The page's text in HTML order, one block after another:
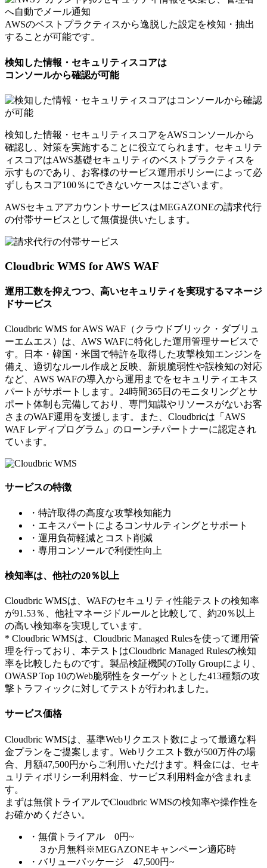
AWSのベストプラクティスから逸脱した設定を検知・抽出
することが可能です。
検知した情報・セキュリティスコアは
コンソールから確認が可能
検知した情報・セキュリティスコアをAWSコンソールから
確認し、対策を実施することに役立てられます。セキュリテ
ィスコアはAWS基礎セキュリティのベストプラクティスを
示すものであり、お客様のサービス運用ポリシーによって必
ずしもスコア100％にできないケースはございます。
AWSセキュアアカウントサービスはMEGAZONEの請求代行
の付帯サービスとして無償提供いたします。
Cloudbric WMS for AWS WAF
運用工数を抑えつつ、高いセキュリティを実現するマネージ
ドサービス
Cloudbric WMS for AWS WAF（クラウドブリック・ダブリュ
ーエムエス）は、AWS WAFに特化した運用管理サービスで
す。日本・韓国・米国で特許を取得した攻撃検知エンジンを
備え、適切なルール作成と反映、新規脆弱性や誤検知の対応
など、AWS WAFの導入から運用までをセキュリティエキス
パートがサポートします。24時間365日のモニタリングとサ
ポート体制も完備しており、専門知識やリソースがないお客
さまのWAF運用を支援します。また、Cloudbricは「AWS
WAF レディプログラム」のローンチパートナーに認定され
ています。
サービスの特徴
・特許取得の高度な攻撃検知能力
・エキスパートによるコンサルティングとサポート
・運用負荷軽減とコスト削減
・専用コンソールで利便性向上
検知率は、他社の20％以上
Cloudbric WMSは、WAFのセキュリティ性能テストの検知率
が91.53％、他社マネージドルールと比較して、約20％以上
の高い検知率を実現しています。
* Cloudbric WMSは、Cloudbric Managed Rulesを使って運用管
理を行っており、本テストはCloudbric Managed Rulesの検知
率を比較したものです。製品検証機関のTolly Groupにより、
OWASP Top 10のWeb脆弱性をターゲットとした413種類の攻
撃トラフィックに対してテストが行われました。
サービス価格
Cloudbric WMSは、基準Webリクエスト数によって最適な料
金プランをご提案します。Webリクエスト数が500万件の場
合、月額47,500円からご利用いただけます。料金には、セキ
ュリティポリシー利用料金、サービス利用料金が含まれま
す。
まずは無償トライアルでCloudbric WMSの検知率や操作性を
お確かめください。
・無償トライアル 0円~
３か月無料※MEGAZONEキャンペーン適応時
・バリューパッケージ 47,500円~